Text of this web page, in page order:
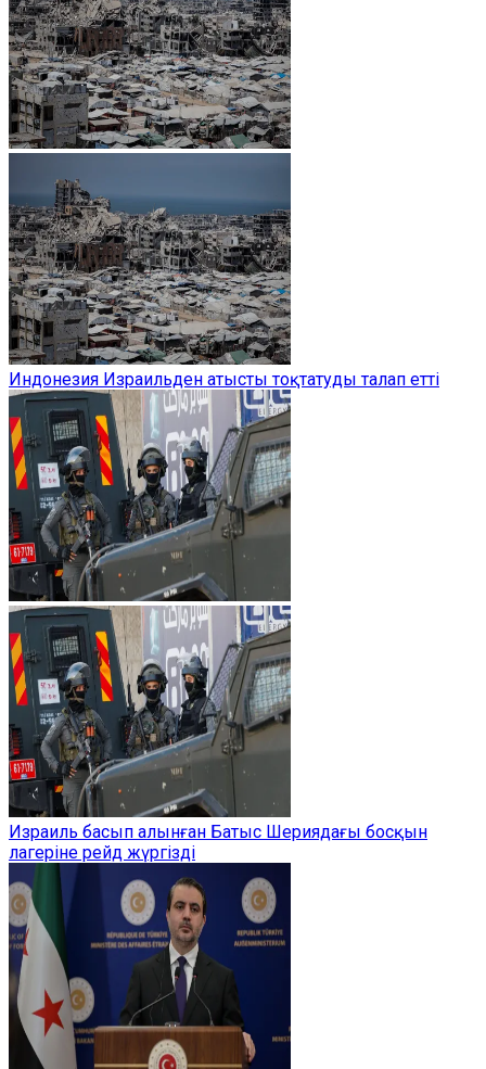
Индонезия Израильден атысты тоқтатуды талап етті
Израиль басып алынған Батыс Шериядағы босқын
лагеріне рейд жүргізді